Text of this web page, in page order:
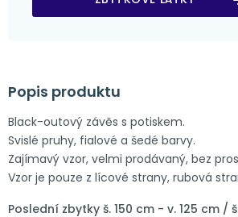
Popis produktu
Black-outový závěs s potiskem.
Svislé pruhy, fialové a šedé barvy.
Zajímavý vzor, velmi prodávaný, bez
Vzor je pouze z lícové strany, rubová
Poslední zbytky š. 150 cm - v. 125 cm /